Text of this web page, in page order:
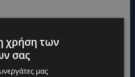
χρήση των
σας
μας